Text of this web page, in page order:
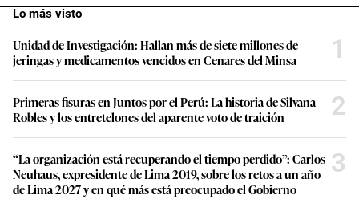
Lo más visto
Unidad de Investigación: Hallan más de siete millones de
jeringas y medicamentos vencidos en Cenares del Minsa
1
Primeras fisuras en Juntos por el Perú: La historia de Silvana
Robles y los entretelones del aparente voto de traición
2
“La organización está recuperando el tiempo perdido”: Carlos
Neuhaus, expresidente de Lima 2019, sobre los retos a un año
de Lima 2027 y en qué más está preocupado el Gobierno
3